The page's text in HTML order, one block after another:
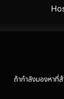
ถ้ากำลังมองหาที่